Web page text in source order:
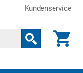
Kundenservice